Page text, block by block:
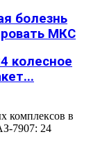
болезнь
МКС
колесное
комплексов в
7907: 24